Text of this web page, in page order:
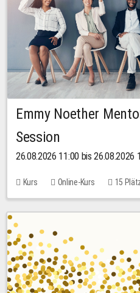
Emmy Noether
Session
26.08.2026 11:00 bis 26.08.2026
Kurs Online-Kurs 15